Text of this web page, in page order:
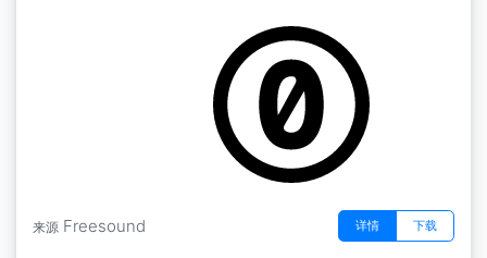
来源 Freesound 详情 下载